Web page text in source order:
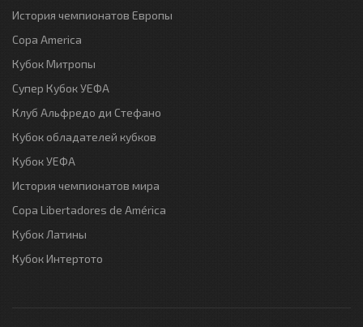
История чемпионатов Европы
Copa America
Кубок Митропы
Супер Кубок УЕФА
Клуб Альфредо ди Стефано
Кубок обладателей кубков
Кубок УЕФА
История чемпионатов мира
Copa Libertadores de América
Кубок Латины
Кубок Интертото